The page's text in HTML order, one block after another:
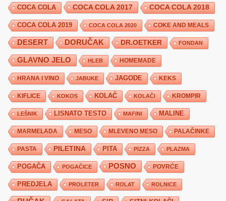
COCA COLA COCA COLA 2017 COCA COLA 2018
COCA COLA 2019 COCA COLA 2020 COKE AND MEALS
DESERT DORUČAK DR.OETKER FONDAN
GLAVNO JELO HLEB HOMEMADE
HRANA I VINO JABUKE JAGODE KEKS
KIFLICE KOKOS KOLAČ KOLAČI KROMPIR
LEŠNIK LISNATO TESTO MAFINI MALINE
MARMELADA MESO MLEVENO MESO PALAČINKE
PASTA PILETINA PITA PIZZA PLAZMA
POGAČA POGAČICE POSNO POVRĆE
PREDJELA PROLETER ROLAT ROLNICE